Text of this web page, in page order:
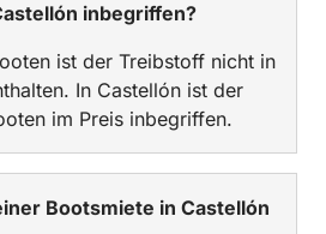
inbegriffen?
ist der Treibstoff nicht in
In Castellón ist der
im Preis inbegriffen.
Bootsmiete in Castellón